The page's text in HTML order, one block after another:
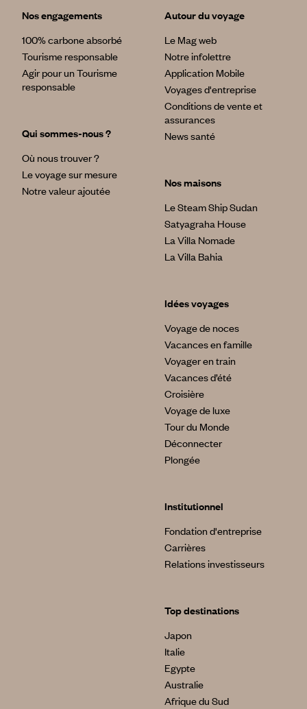
Nos engagements
100% carbone absorbé
Tourisme responsable
Agir pour un Tourisme
responsable
Qui sommes-nous ?
Où nous trouver ?
Le voyage sur mesure
Notre valeur ajoutée
Autour du voyage
Le Mag web
Notre infolettre
Application Mobile
Voyages d'entreprise
Conditions de vente et
assurances
News santé
Nos maisons
Le Steam Ship Sudan
Satyagraha House
La Villa Nomade
La Villa Bahia
Idées voyages
Voyage de noces
Vacances en famille
Voyager en train
Vacances d’été
Croisière
Voyage de luxe
Tour du Monde
Déconnecter
Plongée
Institutionnel
Fondation d'entreprise
Carrières
Relations investisseurs
Top destinations
Japon
Italie
Egypte
Australie
Afrique du Sud